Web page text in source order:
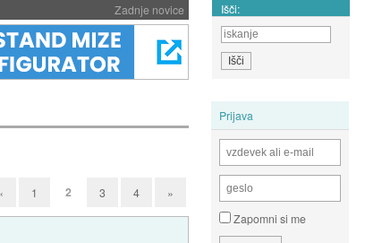
Zadnje novice Išči:
Prijava
Zapomni si me
1 2 3 4 »